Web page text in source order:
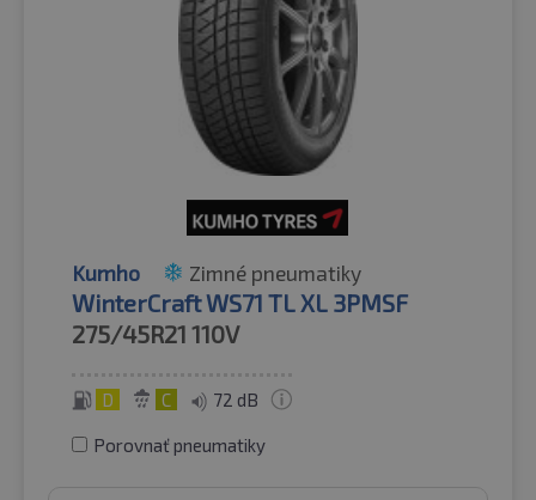
Kumho Zimné pneumatiky
WinterCraft WS71 TL XL 3PMSF
275/45R21 110V
D C 72 dB
Porovnať pneumatiky